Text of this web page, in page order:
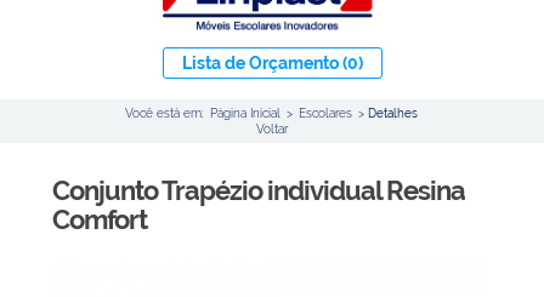
Lista de Orçamento(0)
Você está em: Página Inicial > Escolares >Detalhes
Voltar
Conjunto Trapézio individual Resina
Comfort
Ambiente Maker